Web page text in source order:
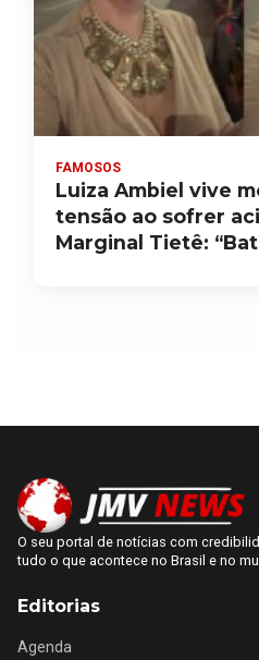
FAMOSOS
Luiza Ambiel vive
tensão ao sofrer
Marginal Tietê:
O seu portal de notícias com
tudo o que acontece no Brasil e no
Editorias
Agenda